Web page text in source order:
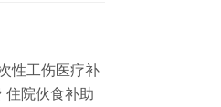
性工伤医疗补
住院伙食补助